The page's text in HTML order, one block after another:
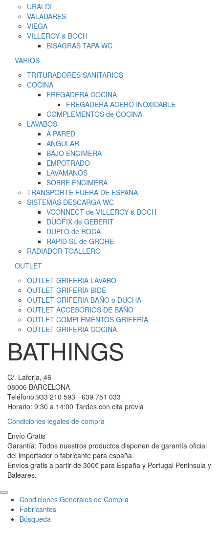
URALDI
VALADARES
VIEGA
VILLEROY & BOCH
BISAGRAS TAPA WC
VARIOS
TRITURADORES SANITARIOS
COCINA
FREGADERA COCINA
FREGADERA ACERO INOXIDABLE
COMPLEMENTOS de COCINA
LAVABOS
A PARED
ANGULAR
BAJO ENCIMERA
EMPOTRADO
LAVAMANOS
SOBRE ENCIMERA
TRANSPORTE FUERA DE ESPAÑA
SISTEMAS DESCARGA WC
VCONNECT de VILLEROY & BOCH
DUOFIX de GEBERIT
DUPLO de ROCA
RAPID SL de GROHE
RADIADOR TOALLERO
OUTLET
OUTLET GRIFERIA LAVABO
OUTLET GRIFERIA BIDE
OUTLET GRIFERIA BAÑO o DUCHA
OUTLET ACCESORIOS DE BAÑO
OUTLET COMPLEMENTOS GRIFERIA
OUTLET GRIFERIA COCINA
BATHINGS
C/. Laforja, 46
08006 BARCELONA
Teléfono:933 210 593 - 639 751 033
Horario: 9:30 a 14:00 Tardes con cita previa
Condiciones legales de compra
Envío Gratis
Garantía: Todos nuestros productos disponen de garantía oficial
del importador o fabricante para españa.
Envíos gratis a partir de 300€ para España y Portugal Peninsula y
Baleares.
Scroll
Top
Condiciones Generales de Compra
Fabricantes
Búsqueda